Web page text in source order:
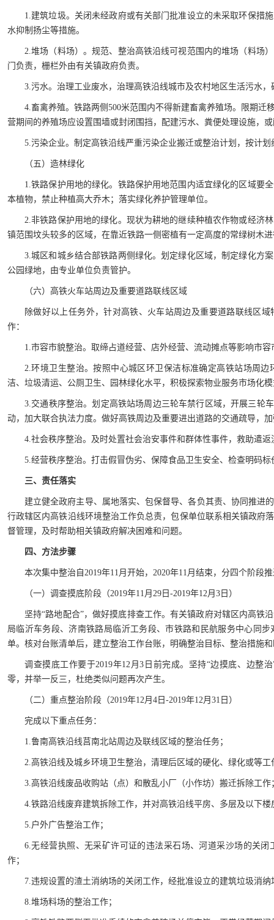
1.建筑垃圾。关闭未经政府或有关部门批准设立的未采取环保措
水抑制扬尘等措施。
2.堆场（料场）。规范、整治高铁沿线可视范围内的堆场（料场
门负责，栅栏外由有关镇政府负责。
3.污水。治理工业废水，治理高铁沿线城市及农村地区生活污水，
4.畜禽养殖。铁路两侧500米范围内不得新建畜禽养殖场。限期迁
营期间的养殖场应设置围墙或封闭围挡，配建污水、粪便处理设施，
5.污染企业。制定高铁沿线严重污染企业搬迁或整治计划，按计划
（五）造林绿化
1.铁路保护用地的绿化。铁路保护用地范围内适宜绿化的区域要
本植物，禁止种植高大乔木；落实绿化养护管理单位。
2.非铁路保护用地的绿化。现状为耕地的继续种植农作物或经济
镇范围坟头较多的区域，在靠近铁路一侧密植有一定高度的常绿树木
3.城区和城乡结合部铁路两侧绿化。划定绿化区域，制定绿化方
公园绿地，由专业单位负责管护。
（六）高铁火车站周边及重要道路联线区域
除做好以上任务外，针对高铁、火车站周边及重要道路联线区
作：
1.市容市貌整治。取缔占道经营、店外经营、流动摊点等影响市
2.环境卫生整治。按照中心城区环卫保洁标准确定高铁站场周
洁、垃圾清运、公厕卫生、园林绿化水平，积极探索物业服务市场化
3.交通秩序整治。划定高铁站场周边三轮车禁行区域，开展三轮
动，加大联合执法力度。做好高铁周边及重要进出道路的交通疏导，
4.社会秩序整治。及时处置社会治安事件和群体性事件，救助遣
5.经营秩序整治。打击假冒伪劣、保障食品卫生安全、检查明码标
三、责任落实
建立健全政府主导、属地落实、包保督导、各负其责、协同推进
行政辖区内高铁沿线环境整治工作负总责，包保单位联系相关镇政府
督管理，及时帮助相关镇政府解决困难和问题。
四、方法步骤
本次集中整治自2019年11月开始，2020年11月结束，分四个阶段
（一）调查摸底阶段（2019年11月29日-2019年12月3日）
坚持“路地配合”，做好摸底排查工作。有关镇政府对辖区内高铁
局临沂车务段、济南铁路局临沂工务段、市铁路和民航服务中心同
单。核对台账清单后，建立整治工作台账，明确整治目标、整治措施
调查摸底工作要于2019年12月3日前完成。坚持“边摸底、边整
零，并举一反三，杜绝类似问题再次产生。
（二）重点整治阶段（2019年12月4日-2019年12月31日）
完成以下重点任务：
1.鲁南高铁沿线莒南北站周边及联线区域的整治任务；
2.高铁沿线及城乡环境卫生整治，清理后区域的硬化、绿化或等
3.高铁沿线废品收购站（点）和散乱小厂（小作坊）搬迁拆除工作
4.铁路沿线废弃建筑拆除工作，并对高铁沿线平房、多层及以下
5.户外广告整治工作；
6.无经营执照、无采矿许可证的违法采石场、河道采沙场的关
作；
7.违规设置的渣土消纳场的关闭工作，经批准设立的建筑垃圾消纳
8.堆场料场的整治工作；